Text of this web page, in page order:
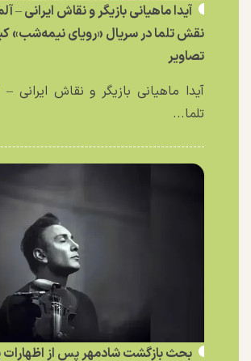
آیدا ماهیانی بازیگر و نقاش ایرانی –
نقش تلما در سریال «رویای نیمه‌شب»
تصاویر
آیدا ماهیانی بازیگر و نقاش ایرانی
تلما...
بحث بازگشت شادمهر پس از اظهارات